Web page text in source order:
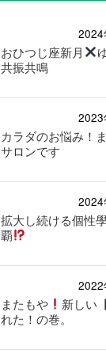
2024
おひつじ座新月
共振共鳴
2023
カラダのお悩み！
サロンです
2024
拡大し続ける個性
覇
2022
またもや
新しい
れた！の巻。